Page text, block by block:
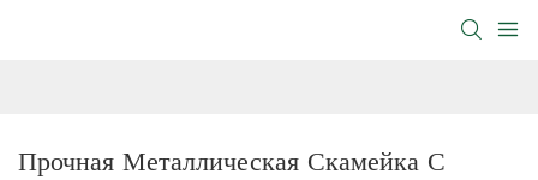
Прочная Металлическая Скамейка С